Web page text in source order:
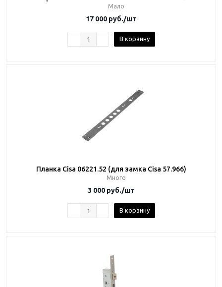
Мало
17 000 руб./шт
В корзину
Планка Cisa 06221.52 (для замка Cisa 57.966)
Много
3 000 руб./шт
В корзину